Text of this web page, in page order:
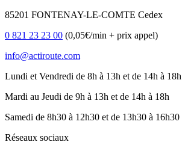
85201 FONTENAY-LE-COMTE Cedex
0 821 23 23 00 (0,05€/min + prix appel)
info@actiroute.com
Lundi et Vendredi de 8h à 13h et de 14h à 18h
Mardi au Jeudi de 9h à 13h et de 14h à 18h
Samedi de 8h30 à 12h30 et de 13h30 à 16h30
Réseaux sociaux